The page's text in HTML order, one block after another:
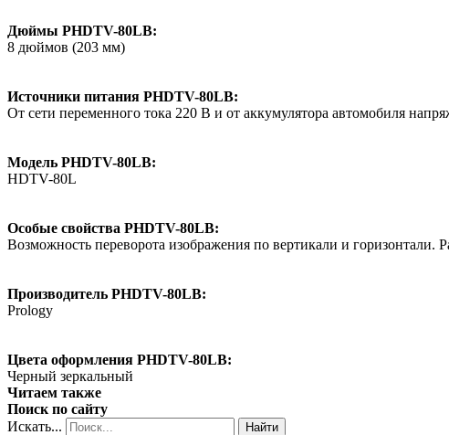
Дюймы PHDTV-80LB:
8 дюймов (203 мм)
Источники питания PHDTV-80LB:
От сети переменного тока 220 В и от аккумулятора автомобиля
Модель PHDTV-80LB:
HDTV-80L
Особые свойства PHDTV-80LB:
Возможность переворота изображения по вертикали и
Производитель PHDTV-80LB:
Prology
Цвета оформления PHDTV-80LB:
Черный зеркальный
Читаем также
Поиск по сайту
Искать...
Найти